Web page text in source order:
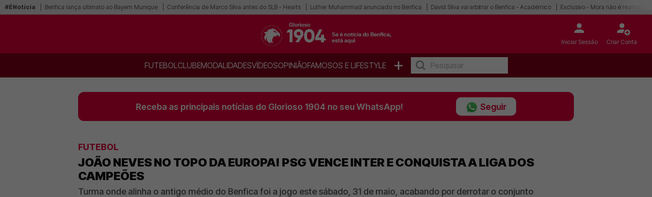
#ÉNotícia Benfica lança ultimato ao Bayern Munique Conferência de Marco Silva antes do SLB - Hearts Luther Muhammad anunciado no Benfica David Silva vai arbitrar o Benfica - Académico Exclusivo - Mora não é realidade
Iniciar Sessão Criar Conta
FUTEBOLCLUBEMODALIDADESVÍDEOSOPINIÃOFAMOSOS E LIFESTYLE +
Receba as principais notícias do Glorioso 1904 no seu WhatsApp! Seguir
FUTEBOL
JOÃO NEVES NO TOPO DA EUROPA! PSG VENCE INTER E CONQUISTA A LIGA DOS
CAMPEÕES
Turma onde alinha o antigo médio do Benfica foi a jogo este sábado, 31 de maio, acabando por derrotar o conjunto